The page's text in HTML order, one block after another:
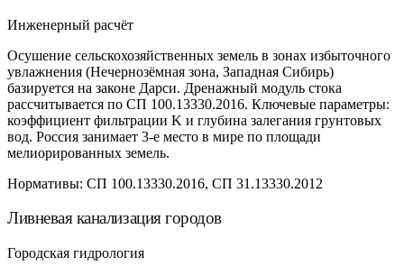
Инженерный расчёт
Осушение сельскохозяйственных земель в зонах избыточного
увлажнения (Нечернозёмная зона, Западная Сибирь)
базируется на законе Дарси. Дренажный модуль стока
рассчитывается по СП 100.13330.2016. Ключевые параметры:
коэффициент фильтрации K и глубина залегания грунтовых
вод. Россия занимает 3-е место в мире по площади
мелиорированных земель.
Нормативы: СП 100.13330.2016, СП 31.13330.2012
Ливневая канализация городов
Городская гидрология